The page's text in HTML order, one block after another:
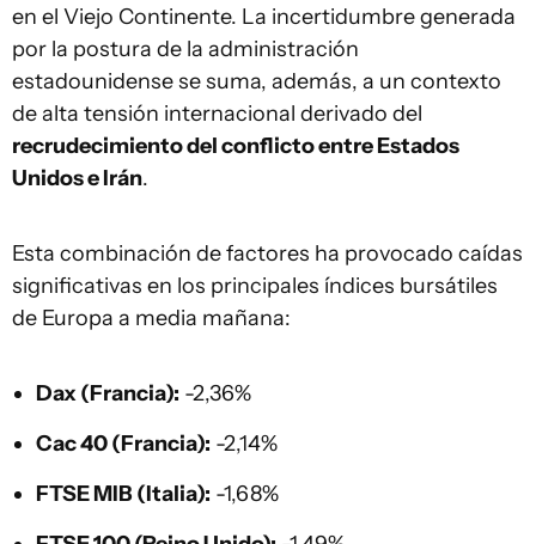
en el Viejo Continente. La incertidumbre generada
por la postura de la administración
estadounidense se suma, además, a un contexto
de alta tensión internacional derivado del
recrudecimiento del conflicto entre Estados
Unidos e Irán.
Esta combinación de factores ha provocado caídas
significativas en los principales índices bursátiles
de Europa a media mañana:
Dax (Francia): -2,36%
Cac 40 (Francia): -2,14%
FTSE MIB (Italia): -1,68%